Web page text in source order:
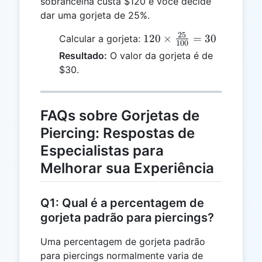
dar uma gorjeta de 25%.
Calcular a gorjeta: 120
\times
\frac{25}
30
120 × 100
25 = 30
Resultado: O valor da gorjeta é de
$30.
FAQs sobre Gorjetas de
Piercing: Respostas de
Especialistas para
Melhorar sua Experiência
Q1: Qual é a percentagem de
gorjeta padrão para piercings?
Uma percentagem de gorjeta padrão
para piercings normalmente varia de